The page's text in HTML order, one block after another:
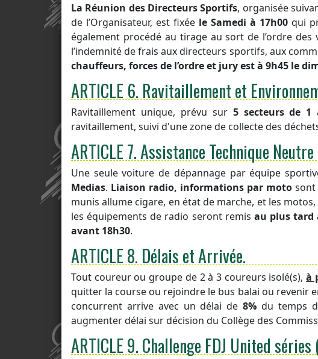
La Réunion des Directeurs Sportifs, organisée
de l’Organisateur, est fixée le Samedi à 17h00 qui
également procédé au tirage au sort de l’ordre
l’indemnité de frais aux directeurs sportifs, aux
chauffeurs, forces de l’ordre et jury est à 9h45 le
ARTICLE 6. Ravitaillement et
Ravitaillement unique, prévu sur 5 secteurs de 1
ravitaillement, suivi d'une zone de collecte des
ARTICLE 7.Assistance Technique
Une seule voiture de dépannage par équipe
Medias. Liaison radio, informations par moto sont
munis allume cigare, en état de marche, et les
les équipements de radio seront remis au plus tard
avant 18h30.
ARTICLE 8. Délais et Arrivée.
Tout coureur ou groupe de 2 à 3 coureurs isolé(s),à
quitter la course ou rejoindre le bus balai ou revenir
concurrent arrive avec un délai de8% du temps
augmenter délai sur décision du Collège des
ARTICLE 9.Challenge FDJ United